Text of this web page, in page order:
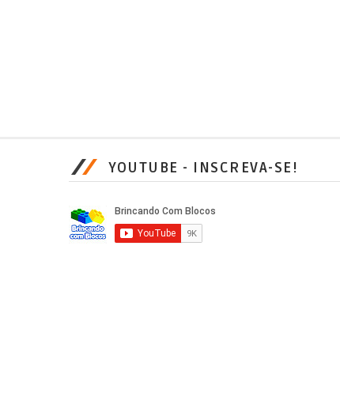
YOUTUBE - INSCREVA-SE!